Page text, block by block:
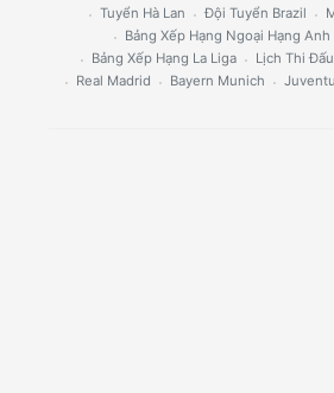
Tuyển Hà Lan
Đội Tuyển Brazil
Bảng Xếp Hạng Ngoại Hạng Anh
Bảng Xếp Hạng La Liga
Lịch Thi
Real Madrid
Bayern Munich